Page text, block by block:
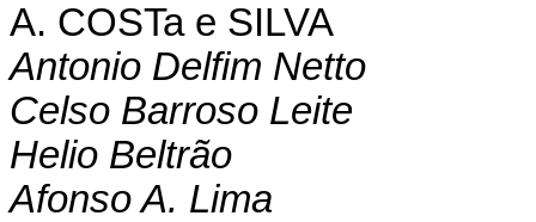
A. COSTa e SILVA
Antonio Delfim Netto
Celso Barroso Leite
Helio Beltrão
Afonso A. Lima